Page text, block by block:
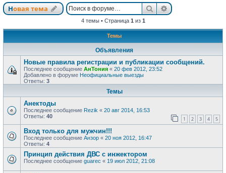
Новая тема
Новаятема ПоискРасширенный
4 темы • Страница 1 из 1
Темы
Объявления
Новые правила регистрации и публикации сообщений.
Последнее сообщение АнТония « 20 фев 2012, 23:52
Добавлено в форуме Неофициальные выезды
Ответы: 3
Темы
Анектоды
Последнее сообщение Rezik « 20 авг 2014, 16:53
Ответы: 40 1 2 3 4 5
Вход только для мужчин!!!
Последнее сообщение Анзор « 20 ноя 2012, 16:47
Ответы: 4
Принцип действия ДВС с инжектором
Последнее сообщение guarec « 19 июл 2012, 21:08